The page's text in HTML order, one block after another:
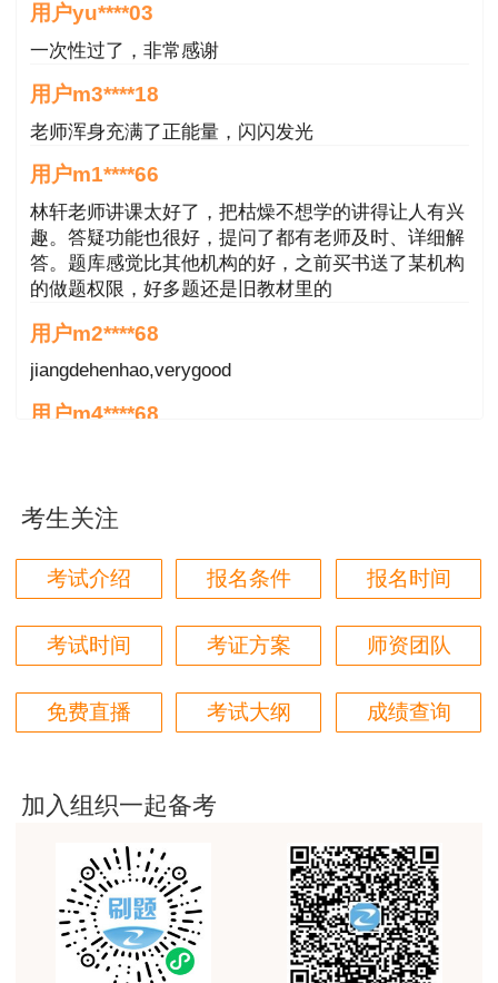
上午9:00—11:30项目决策分析与评价
下午14:00—17:00现代咨询方法与实务
考点设置在省直（杭州市区），具体地点见准
二、考试题型和相关规定
《现代咨询方法与实务》科目为主观题，分别
使用2B铅笔、黑色墨水笔在专用答题卡上填涂基
本信息和作答，草稿纸由考场提供，考后收回。其
他3个科目均为客观题，用2B铅笔在答题卡上填涂
储存功能）、计时器（无声、无收发拍摄功能）、
一次性口罩。考生在答题前，要先阅读试卷和答题
卡上的“作答须知”或“注意事项”，按要求和用规定
的笔，在答题卡上涂写考试基本信息和在对应的区
域内作答，答题卡不能折叠和污损。否则，若影响
考试成绩，后果自负。答题卡弄坏或答错位置不得
更换。严禁将手机和其它有收发拍摄功能电子设
答题卡和草稿纸带离考场；严禁将考试信息传出或
别为雷同答卷的成绩按无效处理，若查明抄袭他人
或用其他手段作弊雷同的，还将按违纪处理。请务
必看管好本人作答信息，并诚信参考。为保留监考
信息，考试期间考场内实施全程监控。
用户yu****03
一次性过了，非常感谢
用户m3****18
老师浑身充满了正能量，闪闪发光
用户m1****66
林轩老师讲课太好了，把枯燥不想学的讲得让人有兴
趣。答疑功能也很好，提问了都有老师及时、详细解
答。题库感觉比其他机构的好，之前买书送了某机构
的做题权限，好多题还是旧教材里的
用户m2****68
jiangdehenhao,verygood
用户m4****68
很好。
林轩老师讲得好，复杂的知识讲的深入浅出，能够听
用户m5****88
全网咨询考试讲课最好的老师，我们同事好几个都是
听他的课过的！
客户回复迅速，热心解答，购买体验很不错。
讲得好
用户m0****66
林老师讲得非常好！
考生关注
考试介绍 报名条件 报名时间
考试时间 考证方案 师资团队
免费直播 考试大纲 成绩查询
加入组织一起备考